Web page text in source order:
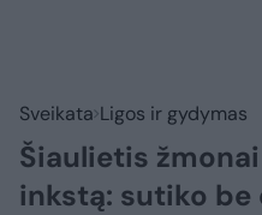
Sveikata Ligos ir gydymas
Šiaulietis
inkstą: sutiko be